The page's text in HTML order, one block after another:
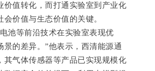
价值转化，而打通实验室到产业化
价值与生态价值的关键。
池等前沿技术在实验室表现优
的差异。”他表示，西清能源通
其气体传感器等产品已实现规模化